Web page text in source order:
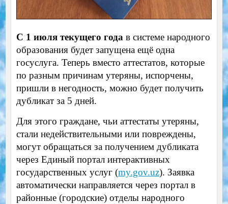
С 1 июля текущего года в системе народного
образования будет запущена ещё одна
госуслуга. Теперь вместо аттестатов, которые
по разным причинам утеряны, испорчены,
пришли в негодность, можно будет получить
дубликат за 5 дней.
Для этого граждане, чьи аттестаты утеряны,
стали недействительными или повреждены,
могут обращаться за получением дубликата
через Единый портал интерактивных
государственных услуг (my.gov.uz). Заявка
автоматически направляется через портал в
районные (городские) отделы народного